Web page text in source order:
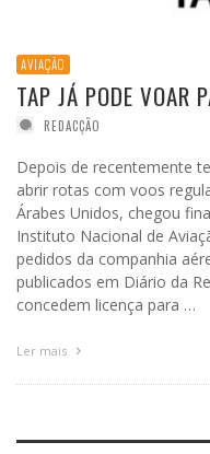
AVIAÇÃO
TAP JÁ PODE VOAR
REDACÇÃO
Depois de recentemente
abrir rotas com voos
Árabes Unidos, chegou
Instituto Nacional de
pedidos da companhia
publicados em Diário da
concedem licença para …
Ler mais